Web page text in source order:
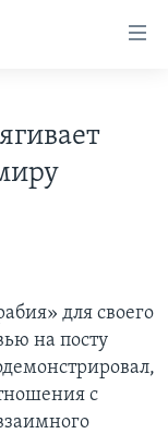
для своего
на посту
с